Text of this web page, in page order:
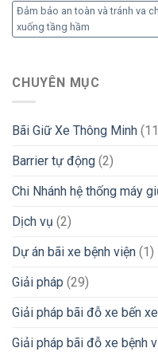
Đảm bảo an toàn và tránh va
xuống tầng hầm
CHUYÊN MỤC
Bãi Giữ Xe Thông Minh
Barrier tự động (2)
Chi Nhánh hệ thống máy
Dịch vụ (2)
Dự án bãi xe bệnh viện (1)
Giải pháp (29)
Giải pháp bãi đỗ xe bến
Giải pháp bãi đỗ xe bệnh